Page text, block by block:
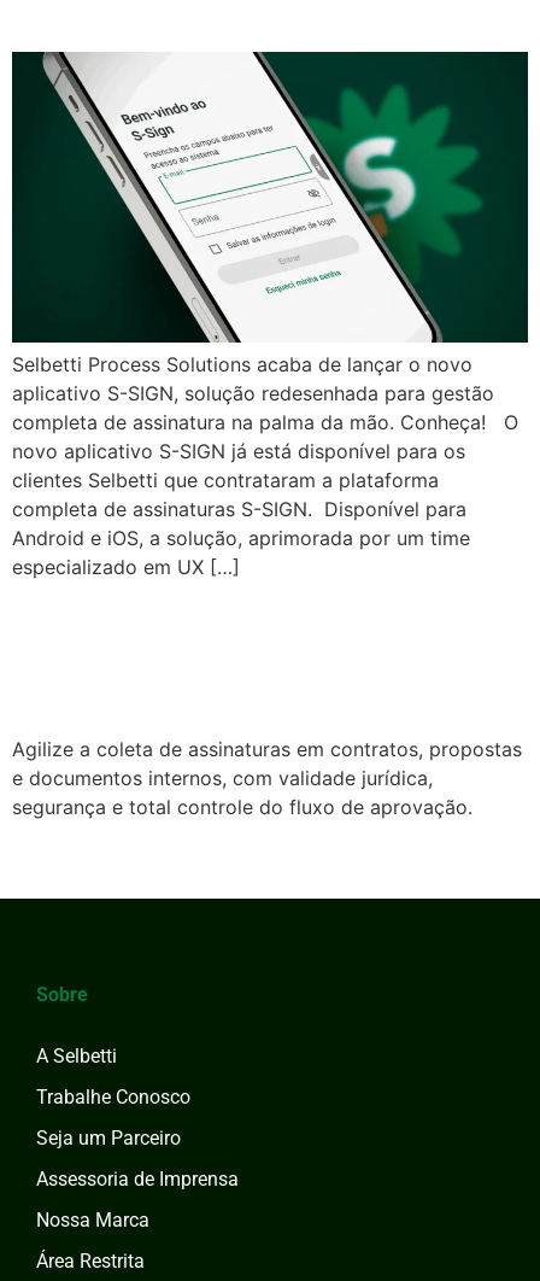
Selbetti Process Solutions acaba de lançar o novo
aplicativo S-SIGN, solução redesenhada para gestão
completa de assinatura na palma da mão. Conheça! O
novo aplicativo S-SIGN já está disponível para os
clientes Selbetti que contrataram a plataforma
completa de assinaturas S-SIGN. Disponível para
Android e iOS, a solução, aprimorada por um time
especializado em UX […]
Agilize a coleta de assinaturas em contratos, propostas
e documentos internos, com validade jurídica,
segurança e total controle do fluxo de aprovação.
Sobre
A Selbetti
Trabalhe Conosco
Seja um Parceiro
Assessoria de Imprensa
Nossa Marca
Área Restrita